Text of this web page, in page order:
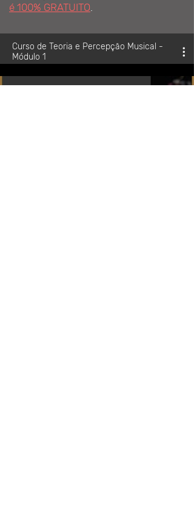
é 100% GRATUITO.
Curso de Teoria e Percepção Musical -
Módulo 1